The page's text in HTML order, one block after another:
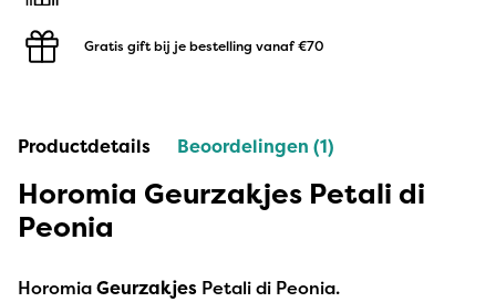
Gratis gift bij je bestelling vanaf €70
Productdetails Beoordelingen (1)
Horomia Geurzakjes Petali di
Peonia
HoromiaGeurzakjes Petali di Peonia.